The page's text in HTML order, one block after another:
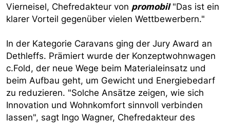
Vierneisel, Chefredakteur von promobil"Das ist ein
klarer Vorteil gegenüber vielen Wettbewerbern."
In der Kategorie Caravans ging der Jury Award an
Dethleffs. Prämiert wurde der Konzeptwohnwagen
c.Fold, der neue Wege beim Materialeinsatz und
beim Aufbau geht, um Gewicht und Energiebedarf
zu reduzieren. "Solche Ansätze zeigen, wie sich
Innovation und Wohnkomfort sinnvoll verbinden
lassen", sagt Ingo Wagner, Chefredakteur des